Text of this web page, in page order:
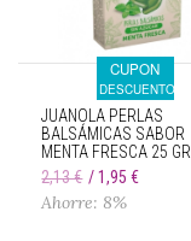
CUPON
DESCUENTO
JUANOLA PERLAS
BALSÁMICAS SABOR
MENTA FRESCA 25 GR
2,13 €
1,95 €
Ahorre: 8%